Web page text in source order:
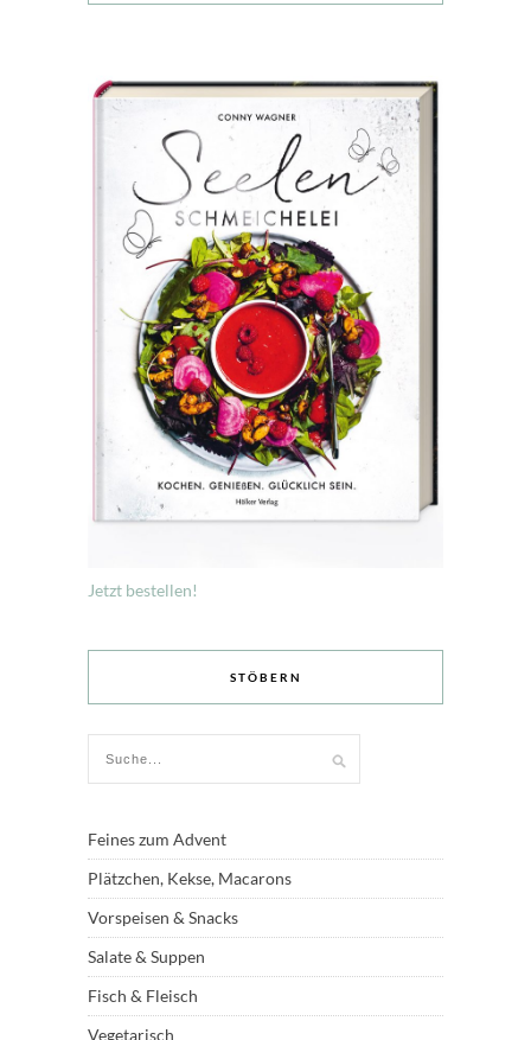
Jetzt bestellen!
STÖBERN
Feines zum Advent
Plätzchen, Kekse, Macarons
Vorspeisen & Snacks
Salate & Suppen
Fisch & Fleisch
Vegetarisch